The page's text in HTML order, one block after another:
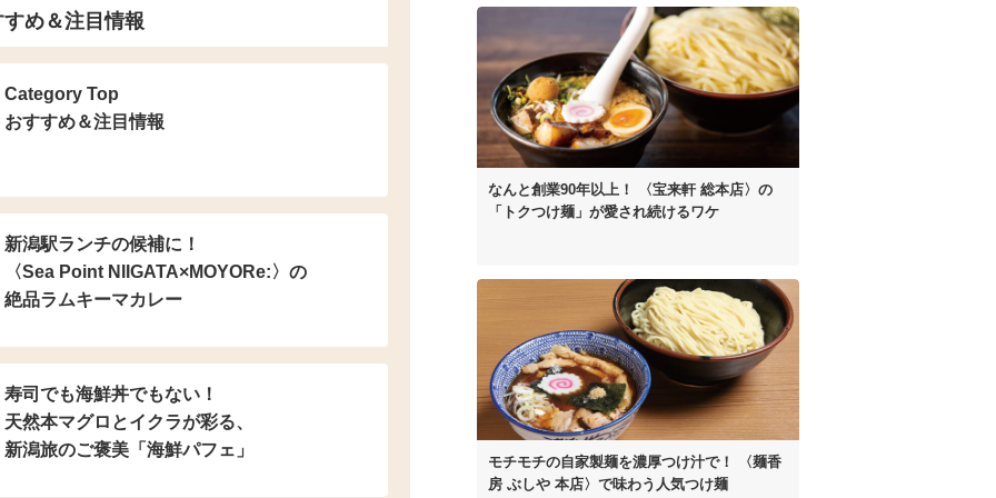
め＆注目情報
Category Top
おすすめ＆注目情報
新潟駅ランチの候補に！
〈Sea Point NIIGATA×MOYORe:〉の
絶品ラムキーマカレー
寿司でも海鮮丼でもない！
天然本マグロとイクラが彩る、
新潟旅のご褒美「海鮮パフェ」
なんと創業90年以上！
〈宝来軒 総本店〉の
「トクつけ麺」が愛され続けるワケ
モチモチの自家製麺を濃厚つけ汁で！
〈麺香
房 ぶしや 本店〉 で味わう人気つけ麺